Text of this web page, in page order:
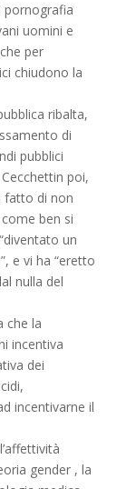
pornografia
uomini e
per
chiudono la
ribalta,
di
pubblici
poi,
fatto di non
ben si
un
e vi ha “eretto
nulla del
che la
incentiva
dei
incentivarne il
gender , la